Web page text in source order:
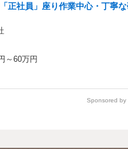
正社員」座り作業中心・丁寧
～60万円
Sponsored by